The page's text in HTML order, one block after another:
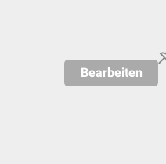
Bearbeiten